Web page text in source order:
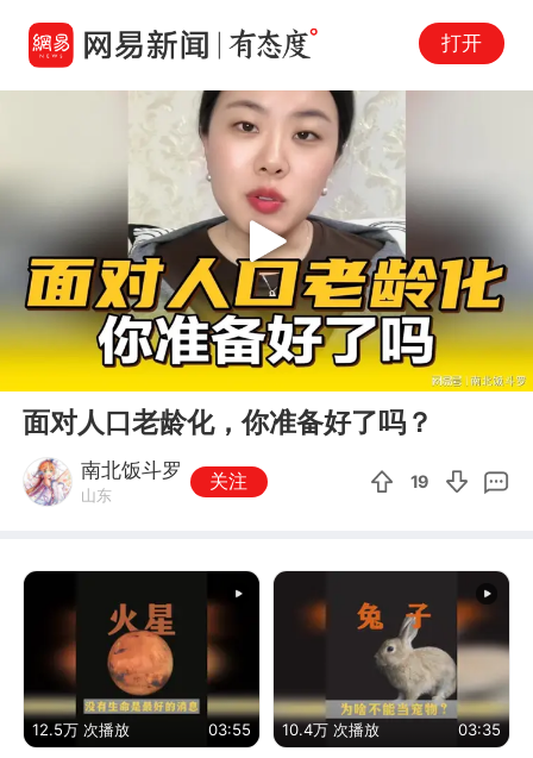
打开
03:25
Play
面对人口老龄化，你准备好了吗？
南北饭斗罗
山东
关注 19
12.5万 次播放 03:55 10.4万 次播放 03:35